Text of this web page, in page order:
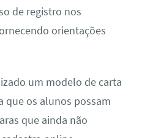
de registro nos
orientações
um modelo de carta
que os alunos possam
que ainda não